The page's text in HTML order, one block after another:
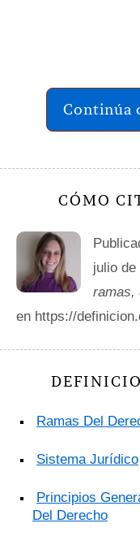
Continúa
CÓMO
julio de
ramas,
en https://
Ramas Del
Sistema Jurídico
Principios
Del Derecho